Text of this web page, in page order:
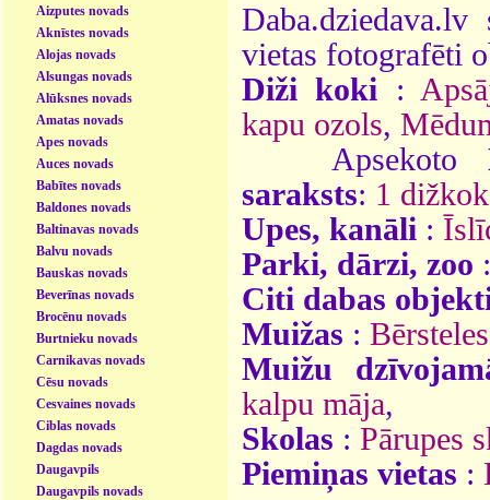
Aizputes novads
Aknīstes novads
Alojas novads
Alsungas novads
Alūksnes novads
Amatas novads
Apes novads
Auces novads
Babītes novads
Baldones novads
Baltinavas novads
Balvu novads
Bauskas novads
Beverīnas novads
Brocēnu novads
Burtnieku novads
Carnikavas novads
Cēsu novads
Cesvaines novads
Ciblas novads
Dagdas novads
Daugavpils
Daugavpils novads
vietas fotografēti
Diži koki :
kapu ozols,
Apsekoto
saraksts: 1
Upes, kanāli :
Parki, dārzi, zoo
Citi dabas
Muižas :
Muižu
kalpu māja,
Skolas : Pārupes
Piemiņas vietas :